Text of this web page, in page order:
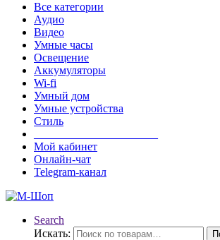
Все категории
Аудио
Видео
Умные часы
Освещение
Аккумуляторы
Wi-fi
Умный дом
Умные устройства
Стиль
Мой кабинет
Онлайн-чат
Telegram-канал
Search
Искать: